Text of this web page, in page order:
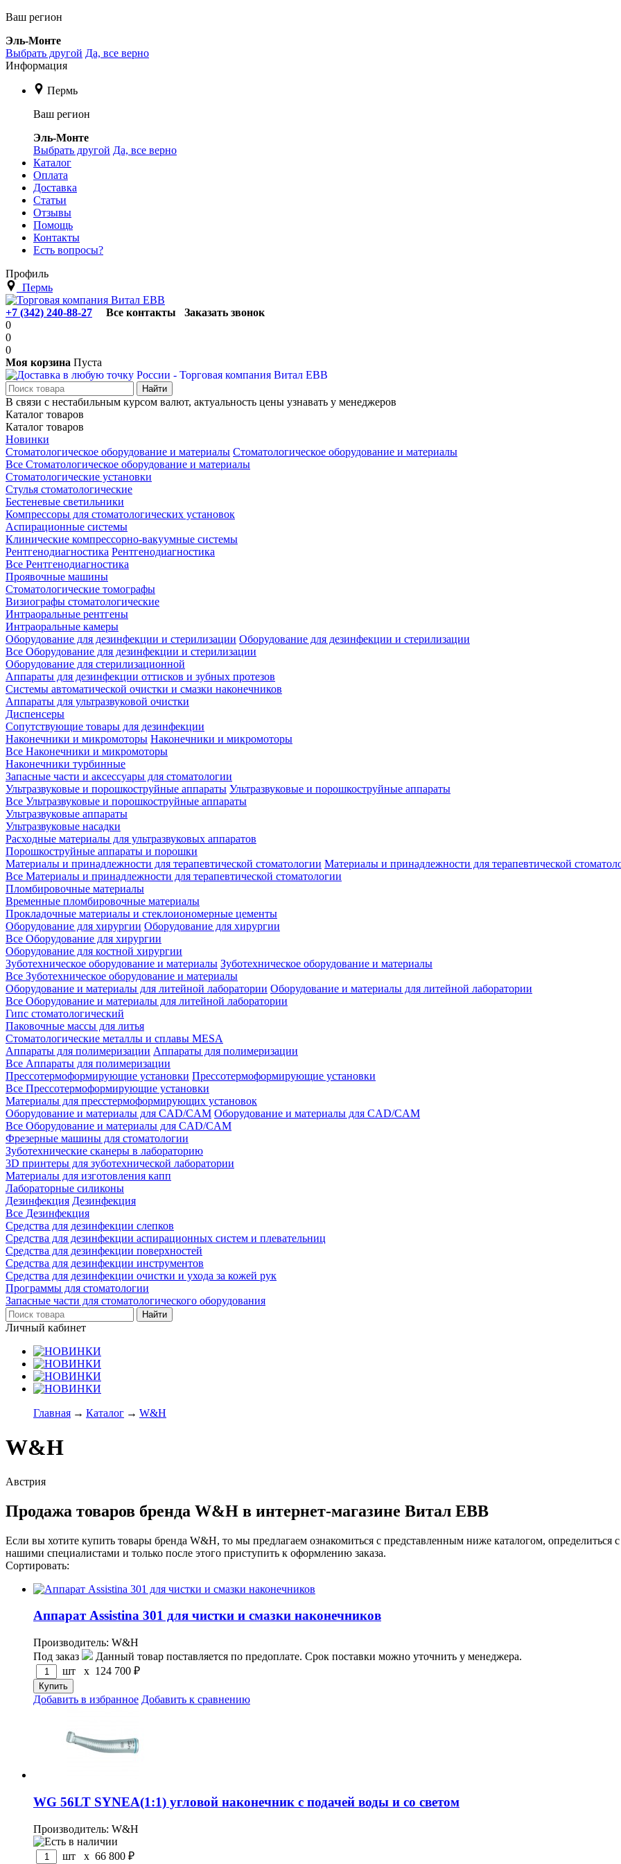
Ваш регион
Эль-Монте
Выбрать другой Да, все верно
Информация
Пермь
Ваш регион
Эль-Монте
Выбрать другой Да, все верно
Каталог
Оплата
Доставка
Статьи
Отзывы
Помощь
Контакты
Есть вопросы?
Профиль
Пермь
+7 (342) 240-88-27 Все контакты
Заказать звонок
0
0
0
Моя корзина Пуста
В связи с нестабильным курсом валют, актуальность цены узнавать у менеджеров
Каталог товаров
Каталог товаров
Новинки
Стоматологическое оборудование и материалы Стоматологическое оборудование и материалы
Все Стоматологическое оборудование и материалы
Стоматологические установки
Стулья стоматологические
Бестеневые светильники
Компрессоры для стоматологических установок
Аспирационные системы
Клинические компрессорно-вакуумные системы
Рентгенодиагностика Рентгенодиагностика
Все Рентгенодиагностика
Проявочные машины
Стоматологические томографы
Визиографы стоматологические
Интраоральные рентгены
Интраоральные камеры
Оборудование для дезинфекции и стерилизации Оборудование для дезинфекции и стерилизации
Все Оборудование для дезинфекции и стерилизации
Оборудование для стерилизационной
Аппараты для дезинфекции оттисков и зубных протезов
Системы автоматической очистки и смазки наконечников
Аппараты для ультразвуковой очистки
Диспенсеры
Сопутствующие товары для дезинфекции
Наконечники и микромоторы Наконечники и микромоторы
Все Наконечники и микромоторы
Наконечники турбинные
Запасные части и аксессуары для стоматологии
Ультразвуковые и порошкоструйные аппараты Ультразвуковые и порошкоструйные аппараты
Все Ультразвуковые и порошкоструйные аппараты
Ультразвуковые аппараты
Ультразвуковые насадки
Расходные материалы для ультразвуковых аппаратов
Порошкоструйные аппараты и порошки
Материалы и принадлежности для терапевтической стоматологии Материалы и принадлежности для терапевтической
Все Материалы и принадлежности для терапевтической стоматологии
Пломбировочные материалы
Временные пломбировочные материалы
Прокладочные материалы и стеклоиономерные цементы
Оборудование для хирургии Оборудование для хирургии
Все Оборудование для хирургии
Оборудование для костной хирургии
Зуботехническое оборудование и материалы Зуботехническое оборудование и материалы
Все Зуботехническое оборудование и материалы
Оборудование и материалы для литейной лаборатории Оборудование и материалы для литейной лаборатории
Все Оборудование и материалы для литейной лаборатории
Гипс стоматологический
Паковочные массы для литья
Стоматологические металлы и сплавы MESA
Аппараты для полимеризации Аппараты для полимеризации
Все Аппараты для полимеризации
Прессотермоформирующие установки Прессотермоформирующие установки
Все Прессотермоформирующие установки
Материалы для пресстермоформирующих установок
Оборудование и материалы для CAD/CAM Оборудование и материалы для CAD/CAM
Все Оборудование и материалы для CAD/CAM
Фрезерные машины для стоматологии
Зуботехнические сканеры в лабораторию
3D принтеры для зуботехнической лаборатории
Материалы для изготовления капп
Лабораторные силиконы
Дезинфекция Дезинфекция
Все Дезинфекция
Средства для дезинфекции слепков
Средства для дезинфекции аспирационных систем и плевательниц
Средства для дезинфекции поверхностей
Средства для дезинфекции инструментов
Средства для дезинфекции очистки и ухода за кожей рук
Программы для стоматологии
Запасные части для стоматологического оборудования
Личный кабинет
Главная → Каталог → W&H
W&H
Австрия
Продажа товаров бренда W&H в интернет-магазине Витал ЕВВ
Если вы хотите купить товары бренда W&H, то мы предлагаем ознакомиться с представленным ниже каталогом, определиться
нашими специалистами и только после этого приступить к оформлению заказа.
Сортировать:
Аппарат Assistina 301 для чистки и смазки наконечников
Производитель: W&H
Под заказ
Данный товар поставляется по предоплате. Срок поставки можно уточнить у менеджера.
шт x 124 700 ₽
Добавить в избранное Добавить к сравнению
WG 56LT SYNEA(1:1) угловой наконечник с подачей воды и со светом
Производитель: W&H
шт x 66 800 ₽